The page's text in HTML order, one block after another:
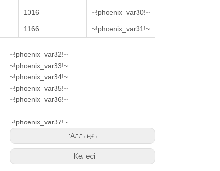
~!phoenix_var30!~
1016
~!phoenix_var31!~
1166
~!phoenix_var32!~
~!phoenix_var33!~
~!phoenix_var34!~
~!phoenix_var35!~
~!phoenix_var36!~
~!phoenix_var37!~
Алдыңғы:
Келесі: